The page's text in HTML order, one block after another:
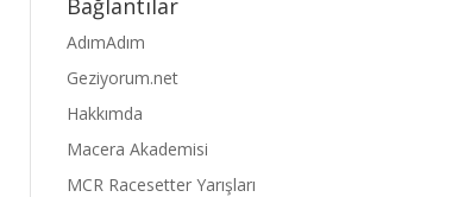
Bağlantılar
AdımAdım
Geziyorum.net
Hakkımda
Macera Akademisi
MCR Racesetter Yarışları